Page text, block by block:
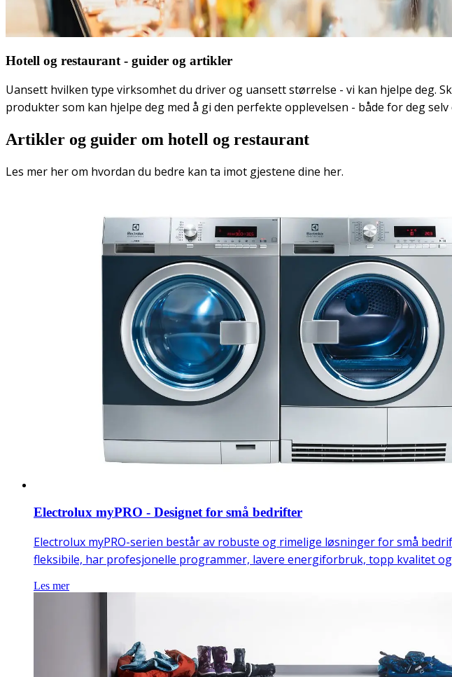
Hotell og restaurant - guider og artikler
Uansett hvilken type virksomhet du driver og uansett størrelse - vi kan hjelpe deg.
produkter som kan hjelpe deg med å gi den perfekte opplevelsen - både for deg
Artikler og guider om hotell og restaurant
Les mer her om hvordan du bedre kan ta imot gjestene dine her.
Electrolux myPRO - Designet for små bedrifter
Electrolux myPRO-serien består av robuste og rimelige løsninger for små
fleksibile, har profesjonelle programmer, lavere energiforbruk, topp kvalitet
Les mer